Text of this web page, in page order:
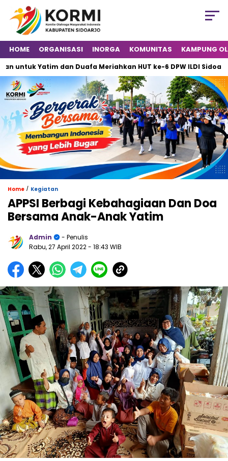
HOME ORGANISASI INORGA KOMUNITAS KAMPUNG
Yatim dan Duafa Meriahkan HUT ke-6 DPW ILDI Sidoarjo
Home / Kegiatan
APPSI Berbagi Kebahagiaan Dan Doa
Bersama Anak-Anak Yatim
Admin
- Penulis
Rabu, 27 April 2022- 18:43 WIB